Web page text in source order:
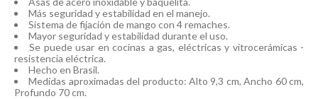
Más seguridad y estabilidad en el manejo.
Sistema de fijación de mango con 4 remaches.
Mayor seguridad y estabilidad durante el uso.
Se puede usar en cocinas a gas, eléctricas y vitrocerámicas -
resistencia eléctrica.
Hecho en Brasil.
Medidas aproximadas del producto: Alto 9,3 cm, Ancho 60 cm,
Profundo 70 cm.